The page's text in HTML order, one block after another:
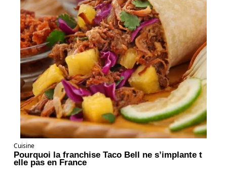
Cuisine
Pourquoi la franchise Taco Bell ne s’implante t
elle pas en France